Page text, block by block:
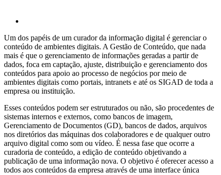
Um dos papéis de um curador da informação digital é gerenciar o
conteúdo de ambientes digitais. A Gestão de Conteúdo, que nada
mais é que o gerenciamento de informações geradas a partir de
dados, foca em captação, ajuste, distribuição e gerenciamento dos
conteúdos para apoio ao processo de negócios por meio de
ambientes digitais como portais, intranets e até os SIGAD de toda a
empresa ou instituição.
Esses conteúdos podem ser estruturados ou não, são procedentes de
sistemas internos e externos, como bancos de imagem,
Gerenciamento de Documentos (GD), bancos de dados, arquivos
nos diretórios das máquinas dos colaboradores e de qualquer outro
arquivo digital como som ou vídeo. É nessa fase que ocorre a
curadoria de conteúdo, a edição de conteúdo objetivando a
publicação de uma informação nova. O objetivo é oferecer acesso a
todos aos conteúdos da empresa através de uma interface única